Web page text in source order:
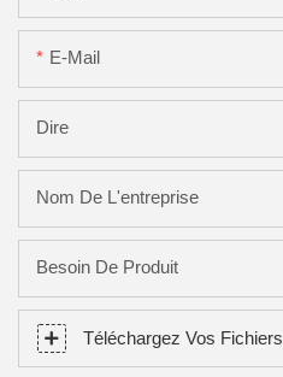
E-Mail
Dire
Nom De L'entreprise
Besoin De Produit
Téléchargez Vos Fichiers